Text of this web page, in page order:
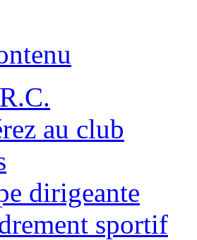
au club
dirigeante
sportif